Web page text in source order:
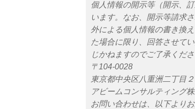
個人情報の開示等（開示、
います。なお、開示等請求
外による個人情報の書き換
た場合に限り、回答させて
じかねますのでご了承くださ
〒104-0028
東京都中央区八重洲二丁目
アビームコンサルティング
お問い合わせは、以下よりお